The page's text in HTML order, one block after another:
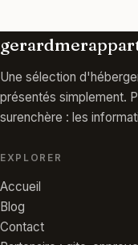
Une sélection
présentés simplement.
surenchère : les
EXPLORER
Accueil
Blog
Contact